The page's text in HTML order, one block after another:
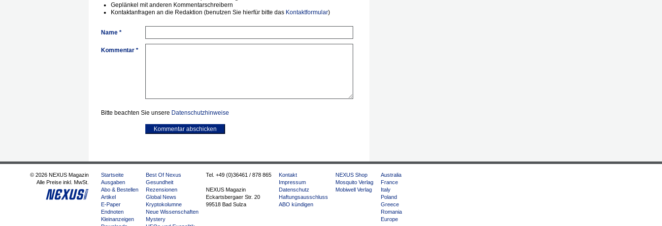
Geplänkel mit anderen Kommentarschreibern
Kontaktanfragen an die Redaktion (benutzen Sie hierfür bitte das Kontaktformular)
Name *
Kommentar *
Bitte beachten Sie unsere Datenschutzhinweise
Kommentar abschicken
© 2026 NEXUS Magazin
Alle Preise inkl. MwSt.
Startseite
Ausgaben
Abo & Bestellen
Artikel
E-Paper
Endnoten
Kleinanzeigen
Best Of Nexus
Gesundheit
Rezensionen
Global News
Kryptokolumne
Neue Wissenschaften
Mystery
Tel. +49 (0)36461 / 878 865
NEXUS Magazin
Eckartsbergaer Str. 20
99518 Bad Sulza
Kontakt
Impressum
Datenschutz
Haftungsausschluss
ABO kündigen
NEXUS Shop
Mosquito Verlag
Mobiwell Verlag
Australia
France
Italy
Poland
Greece
Romania
Europe